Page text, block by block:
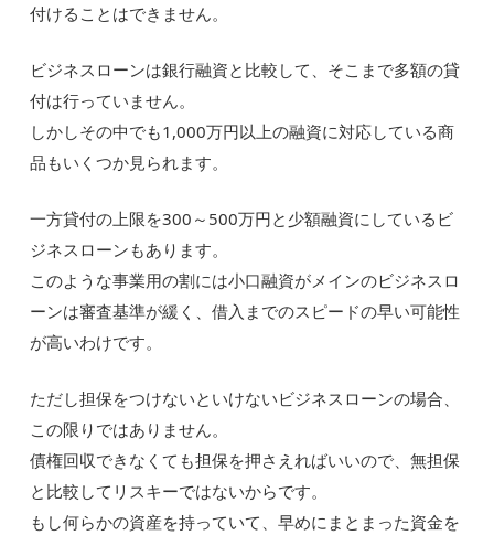
付けることはできません。
ビジネスローンは銀行融資と比較して、そこまで多額の貸
付は行っていません。
しかしその中でも1,000万円以上の融資に対応している商
品もいくつか見られます。
一方貸付の上限を300～500万円と少額融資にしているビ
ジネスローンもあります。
このような事業用の割には小口融資がメインのビジネスロ
ーンは審査基準が緩く、借入までのスピードの早い可能性
が高いわけです。
ただし担保をつけないといけないビジネスローンの場合、
この限りではありません。
債権回収できなくても担保を押さえればいいので、無担保
と比較してリスキーではないからです。
もし何らかの資産を持っていて、早めにまとまった資金を